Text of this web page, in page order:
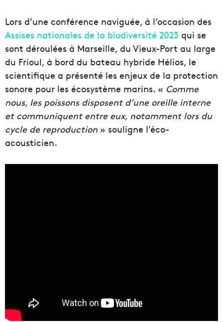
Lors d’une conférence naviguée, à l’occasion des
Assises nationales de la biodiversité 2023 qui se
sont déroulées à Marseille, du Vieux-Port au large
du Frioul, à bord du bateau hybride Hélios, le
scientifique a présenté les enjeux de la protection
sonore pour les écosystème marins. « Comme
nous, les poissons disposent d’une oreille interne
et communiquent entre eux, notamment lors du
cycle de reproduction » souligne l’éco-
acousticien.